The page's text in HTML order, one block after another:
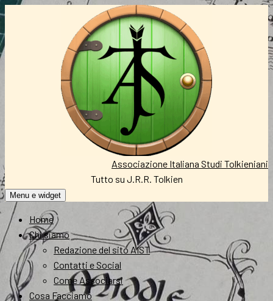
Vai
contenuto
Associazione Italiana Studi Tolkieniani
Tutto su J.R.R. Tolkien
Menu e widget
Home
Chi siamo
Redazione del sito AIST
Contatti e Social
Come Associarsi
Cosa Facciamo